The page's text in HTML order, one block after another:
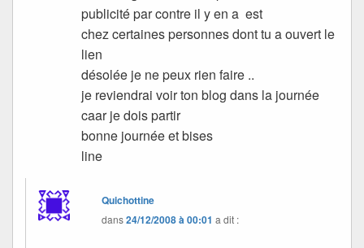
publicité par contre il y en a est
chez certaines personnes dont tu a ouvert le
lien
désolée je ne peux rien faire ..
je reviendrai voir ton blog dans la journée
caar je dois partir
bonne journée et bises
line
Quichottine
dans24/12/2008 à 00:01 a dit :